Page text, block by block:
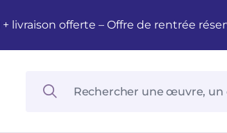
livraison offerte – Offre de rentrée